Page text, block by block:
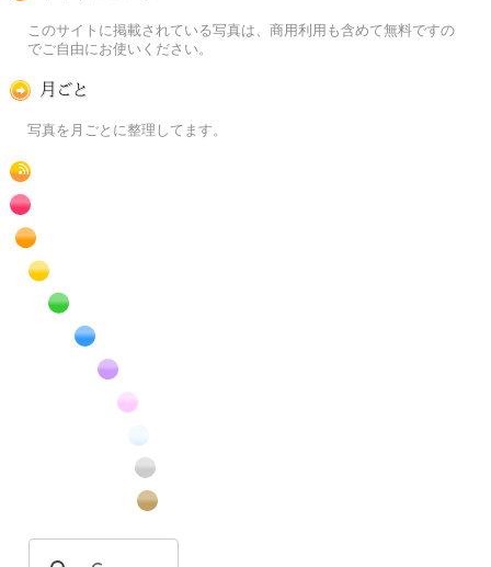
このサイトに掲載されている写真は、商用利用も含めて無料ですの
でご自由にお使いください。
写真を月ごとに整理してます。
RSS
赤色の花のフリー写真素材
橙色の花のフリー写真素材
黄色の花のフリー写真素材
緑色の花のフリー写真素材
青色の花のフリー写真素材
紫色の花のフリー写真素材
白色の花のフリー写真素材
昆虫のフリー写真素材